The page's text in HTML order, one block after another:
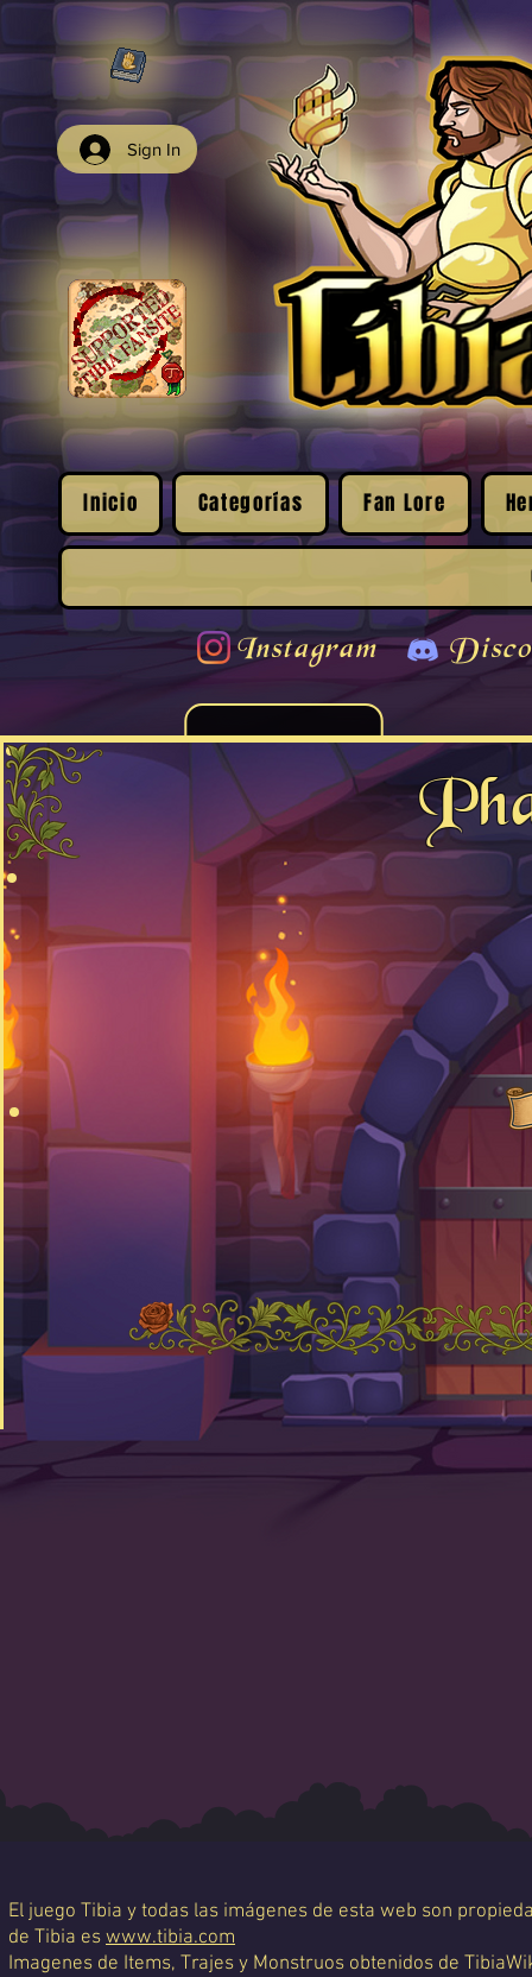
Sign In
Inicio Categorías Fan Lore
Instagram
El juego Tibia y todas las imágenes de esta web son
de Tibia es www.tibia.com
Imagenes de Items, Trajes y Monstruos obtenidos de